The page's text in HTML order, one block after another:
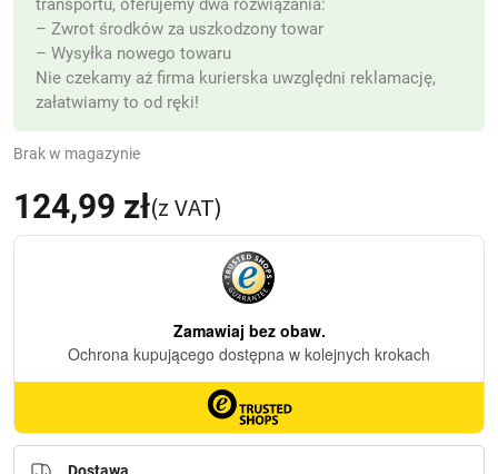
124,99 zł(z VAT)
Brak w magazynie
transportu, oferujemy dwa rozwiązania:
– Zwrot środków za uszkodzony towar
– Wysyłka nowego towaru
Nie czekamy aż firma kurierska uwzględni reklamację,
załatwiamy to od ręki!